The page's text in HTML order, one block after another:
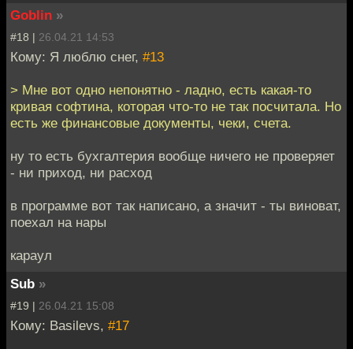
Goblin »
#18 | 26.04.21 14:53
Кому: Я люблю снег, #13
> Мне вот одно непонятно - ладно, есть какая-то
кривая софтина, которая что-то не так посчитала. Но
есть же финансовые документы, чеки, счета.
ну то есть бухгалтерия вообще ничего не проверяет
- ни приход, ни расход
в программе вот так написано, а значит - ты виноват,
поехал на нары
караул
Sub »
#19 | 26.04.21 15:08
Кому: Basilevs, #17